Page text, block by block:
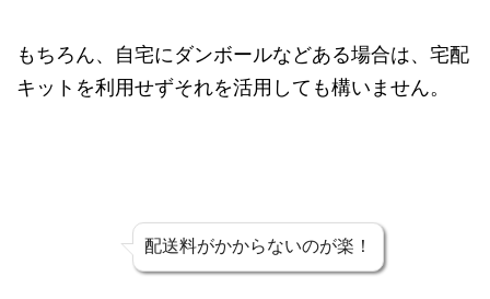
もちろん、自宅にダンボールなどある場合は、宅配
キットを利用せずそれを活用しても構いません。
配送料がかからないのが楽！